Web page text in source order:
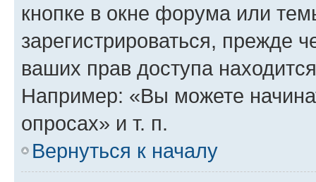
кнопке в окне форума или
зарегистрироваться, прежде
ваших прав доступа
Например: «Вы можете
опросах» и т. п.
Вернуться к началу